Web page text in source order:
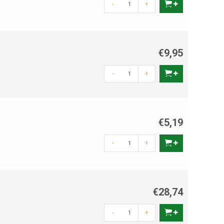
liggen, belasten het water en leiden tot algenproblemen.
hun dieet en kan leiden tot spijsverteringsproblemen. Kies
steuren. Met basisvoer zoals korrels of vlokken, aangevuld
jaar na jaar een bron van plezier zijn.
- +
€9,95
- +
€5,19
- +
€28,74
- +